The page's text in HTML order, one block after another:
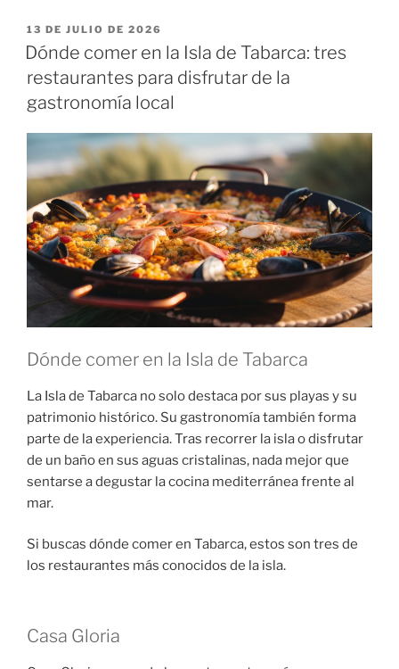
13 DE JULIO DE 2026
Dónde comer en la Isla de Tabarca: tres
restaurantes para disfrutar de la
gastronomía local
Dónde comer en la Isla de Tabarca
La Isla de Tabarca no solo destaca por sus playas y su
patrimonio histórico. Su gastronomía también forma
parte de la experiencia. Tras recorrer la isla o disfrutar
de un baño en sus aguas cristalinas, nada mejor que
sentarse a degustar la cocina mediterránea frente al
mar.
Si buscas dónde comer en Tabarca, estos son tres de
los restaurantes más conocidos de la isla.
Casa Gloria